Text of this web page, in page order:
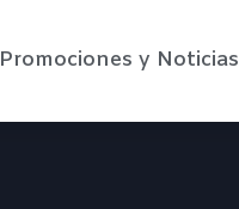
Promociones y Noticias